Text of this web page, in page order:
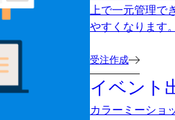
上で一元管理
やすくなります。
受注作成
イベント
カラーミーショ